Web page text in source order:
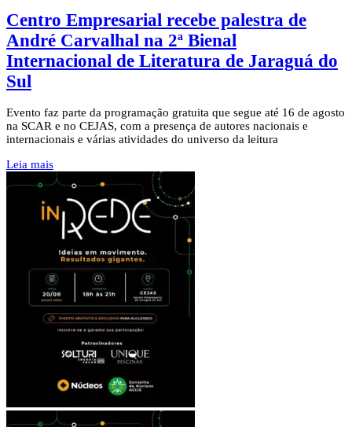
Centro Empresarial recebe palestra de
André Carvalhal na 2ª Bienal
Internacional de Literatura de Jaraguá do
Sul
Evento faz parte da programação gratuita que segue até 16 de agosto
na SCAR e no CEJAS, com a presença de autores nacionais e
internacionais e várias atividades do universo da leitura
Leia mais